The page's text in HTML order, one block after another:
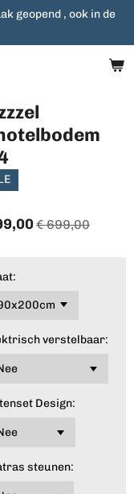
geopend , ook in de
€ 699,00
verstelbaar:
Design:
steunen: